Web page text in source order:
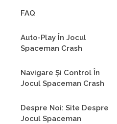
FAQ
Auto-Play În Jocul
Spaceman Crash
Navigare Și Control În
Jocul Spaceman Crash
Despre Noi: Site Despre
Jocul Spaceman